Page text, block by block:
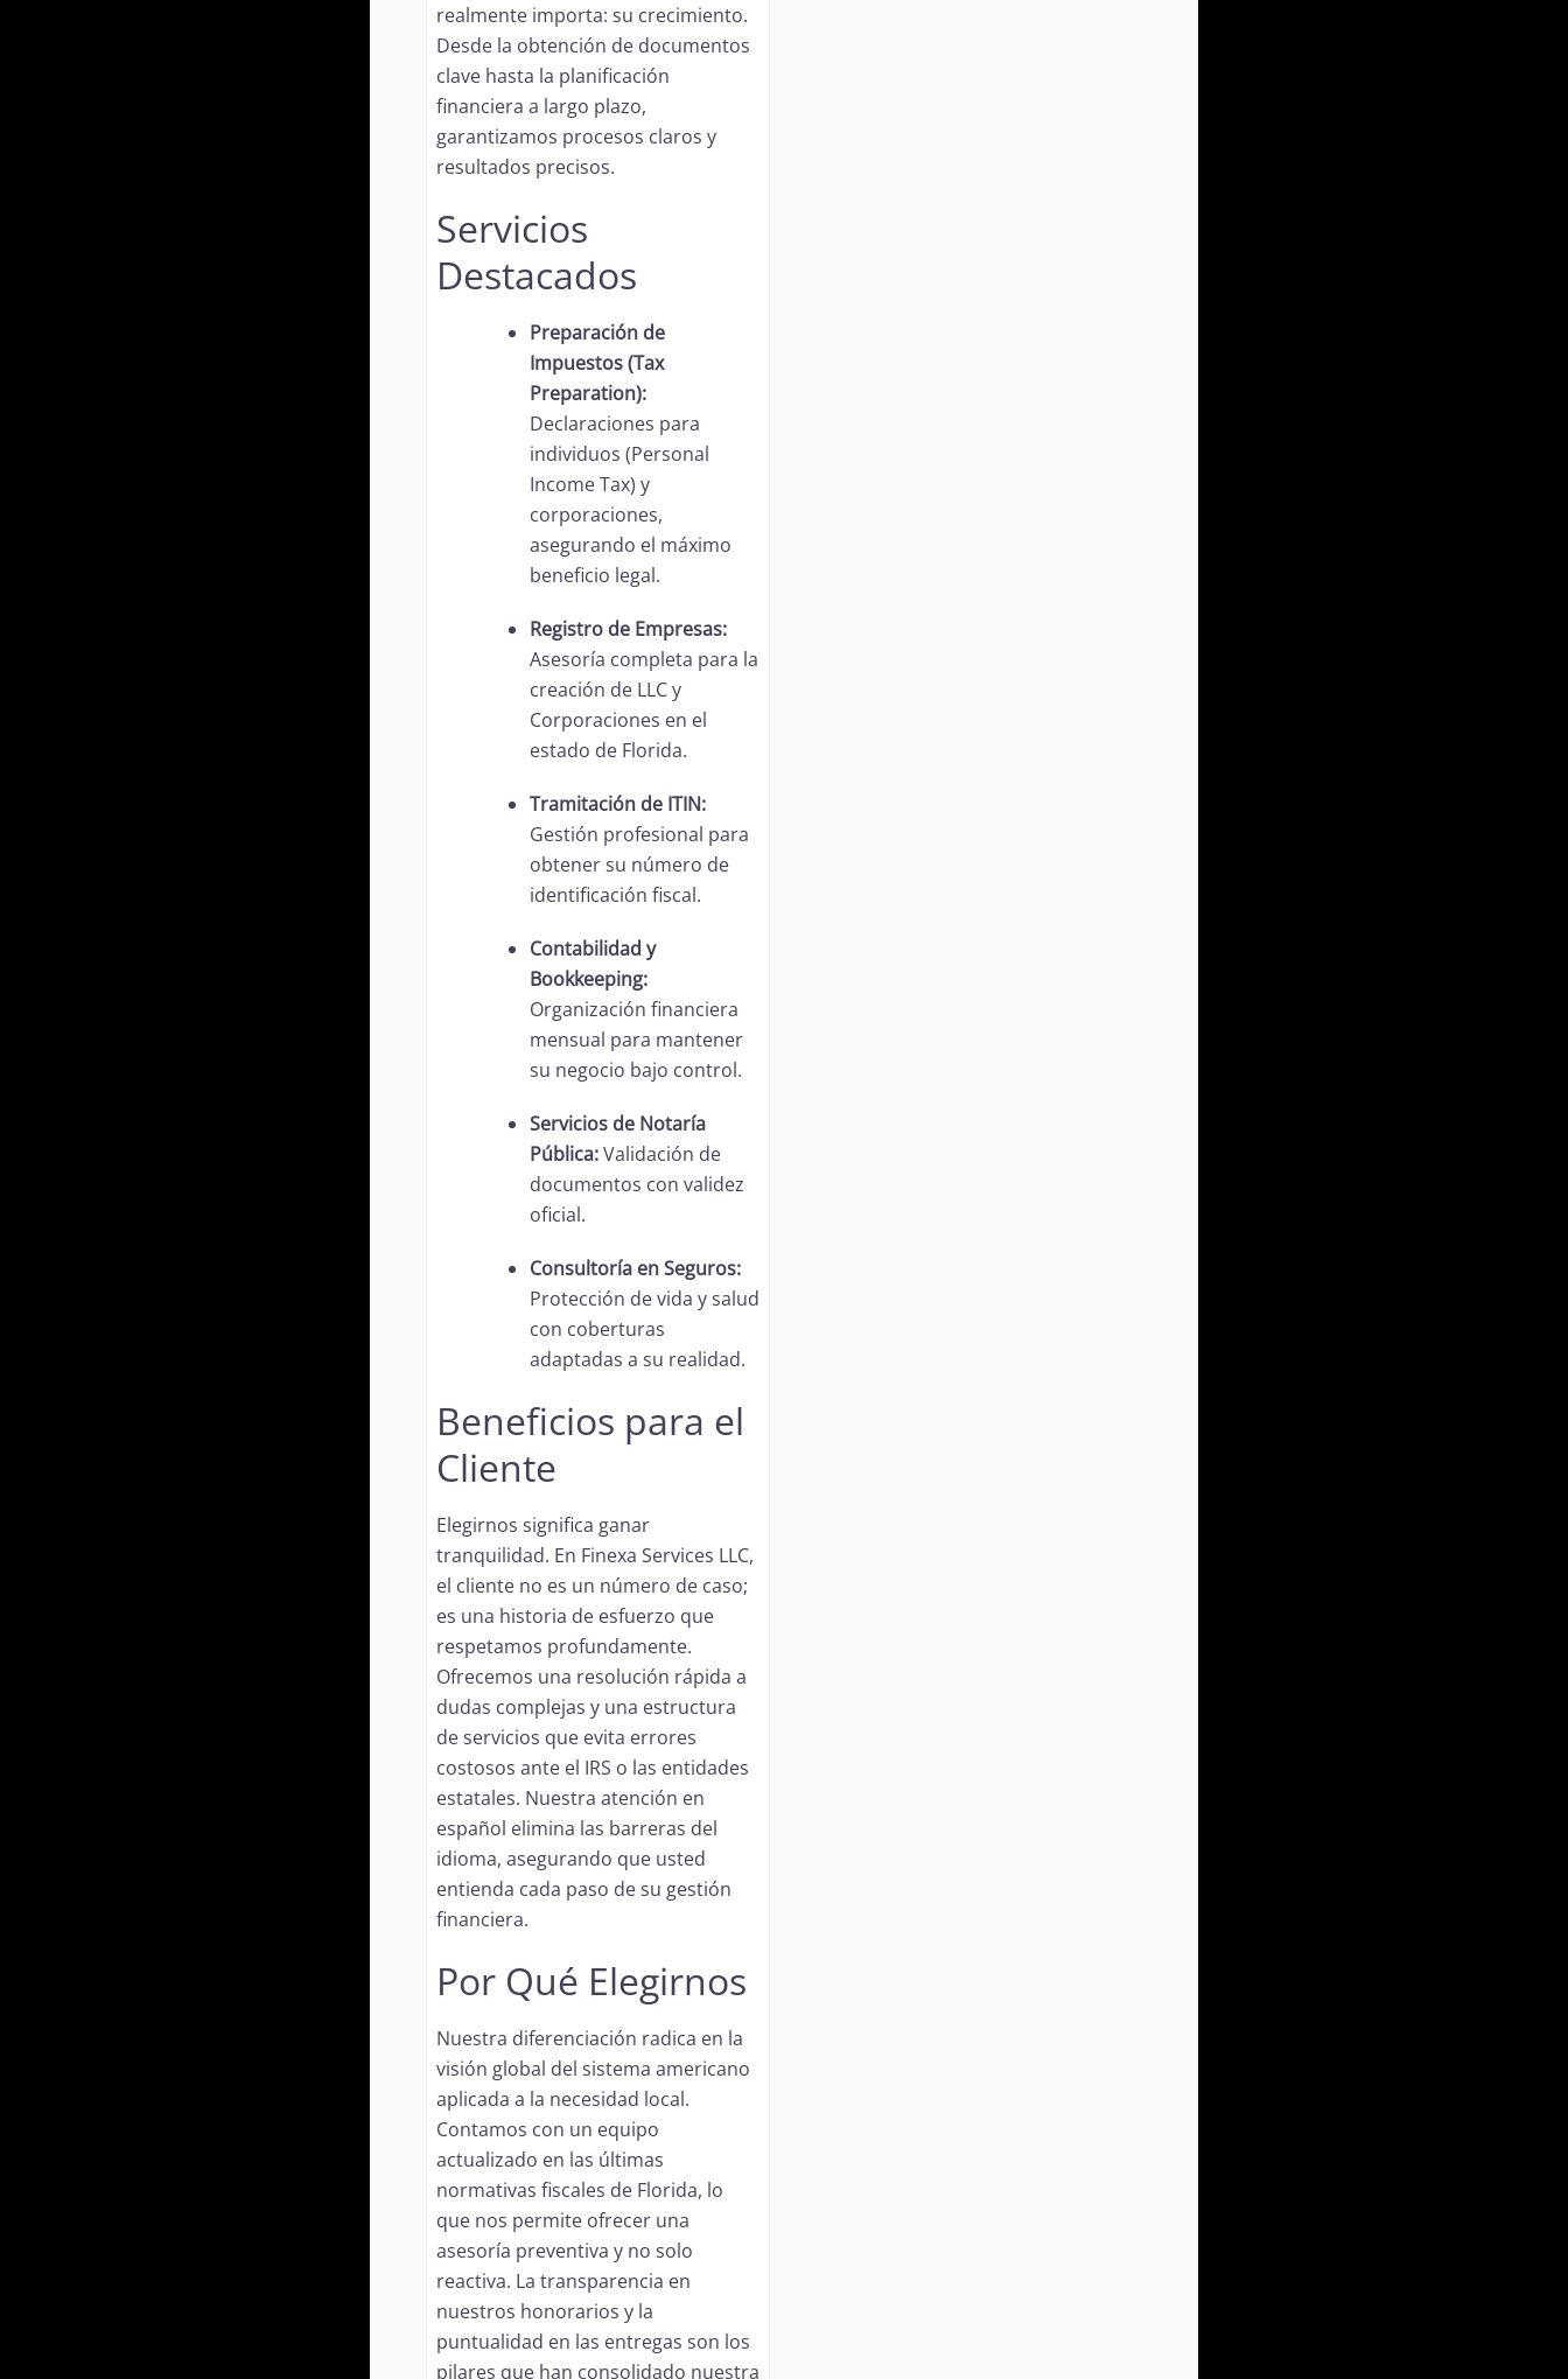
realmente importa: su crecimiento.
Desde la obtención de documentos
clave hasta la planificación
financiera a largo plazo,
garantizamos procesos claros y
resultados precisos.
Servicios
Destacados
Preparación de
Impuestos (Tax
Preparation):
Declaraciones para
individuos (Personal
Income Tax) y
corporaciones,
asegurando el máximo
beneficio legal.
Registro de Empresas:
Asesoría completa para la
creación de LLC y
Corporaciones en el
estado de Florida.
Tramitación de ITIN:
Gestión profesional para
obtener su número de
identificación fiscal.
Contabilidad y
Bookkeeping:
Organización financiera
mensual para mantener
su negocio bajo control.
Servicios de Notaría
Pública:Validación de
documentos con validez
oficial.
Consultoría en Seguros:
Protección de vida y salud
con coberturas
adaptadas a su realidad.
Beneficios para el
Cliente
Elegirnos significa ganar
tranquilidad. En Finexa Services LLC,
el cliente no es un número de caso;
es una historia de esfuerzo que
respetamos profundamente.
Ofrecemos una resolución rápida a
dudas complejas y una estructura
de servicios que evita errores
costosos ante el IRS o las entidades
estatales. Nuestra atención en
español elimina las barreras del
idioma, asegurando que usted
entienda cada paso de su gestión
financiera.
Por Qué Elegirnos
Nuestra diferenciación radica en la
visión global del sistema americano
aplicada a la necesidad local.
Contamos con un equipo
actualizado en las últimas
normativas fiscales de Florida, lo
que nos permite ofrecer una
asesoría preventiva y no solo
reactiva. La transparencia en
nuestros honorarios y la
puntualidad en las entregas son los
pilares que han consolidado nuestra